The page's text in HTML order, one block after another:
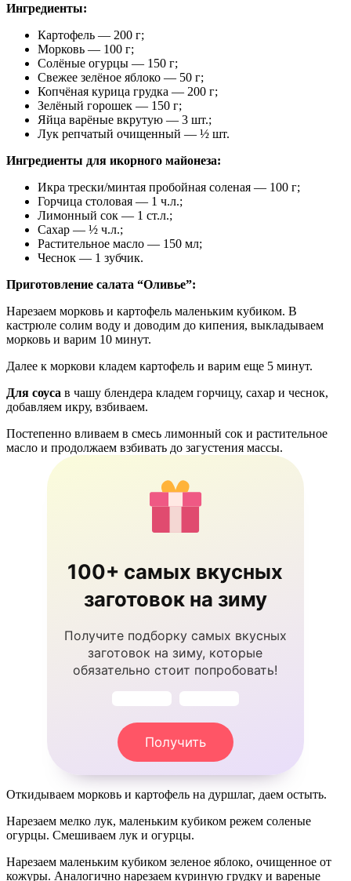
Ингредиенты:
Картофель — 200 г;
Морковь — 100 г;
Солёные огурцы — 150 г;
Свежее зелёное яблоко — 50 г;
Копчёная курица грудка — 200 г;
Зелёный горошек — 150 г;
Яйца варёные вкрутую — 3 шт.;
Лук репчатый очищенный — ½ шт.
Ингредиенты для икорного майонеза:
Икра трески/минтая пробойная соленая — 100 г;
Горчица столовая — 1 ч.л.;
Лимонный сок — 1 ст.л.;
Сахар — ½ ч.л.;
Растительное масло — 150 мл;
Чеснок — 1 зубчик.
Приготовление салата “Оливье”:
Нарезаем морковь и картофель маленьким кубиком. В
кастрюле солим воду и доводим до кипения, выкладываем
морковь и варим 10 минут.
Далее к моркови кладем картофель и варим еще 5 минут.
Для соуса в чашу блендера кладем горчицу, сахар и чеснок,
добавляем икру, взбиваем.
Постепенно вливаем в смесь лимонный сок и растительное
масло и продолжаем взбивать до загустения массы.
100+ самых вкусных
заготовок на зиму
Получите подборку самых вкусных
заготовок на зиму, которые
обязательно стоит попробовать!
Получить
Откидываем морковь и картофель на дуршлаг, даем остыть.
Нарезаем мелко лук, маленьким кубиком режем соленые
огурцы. Смешиваем лук и огурцы.
Нарезаем маленьким кубиком зеленое яблоко, очищенное от
кожуры. Аналогично нарезаем куриную грудку и вареные